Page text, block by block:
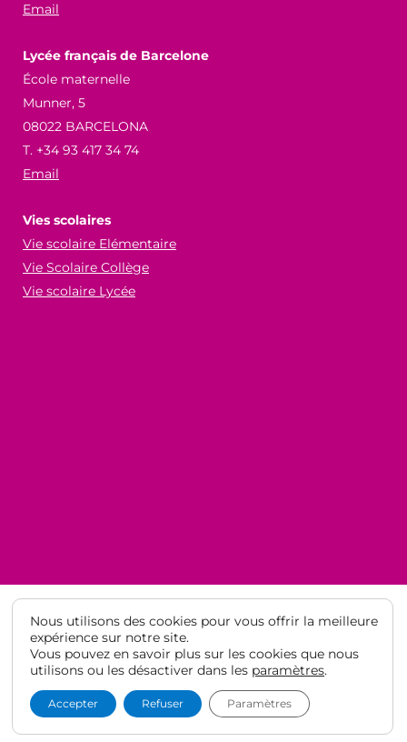
Email
Lycée français de Barcelone
École maternelle
Munner, 5
08022 BARCELONA
T. +34 93 417 34 74
Email
Vies scolaires
Vie scolaire Elémentaire
Vie Scolaire Collège
Vie scolaire Lycée
© Lycée Français de Barcelone 2021· Mentions légales ·
des données
Nous utilisons des cookies pour vous offrir la meilleure
expérience sur notre site.
Vous pouvez en savoir plus sur les cookies que nous
utilisons ou les désactiver dans les paramètres.
Accepter Refuser Paramètres